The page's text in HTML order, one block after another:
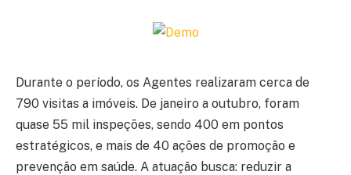
Durante o período, os Agentes realizaram cerca de
790 visitas a imóveis. De janeiro a outubro, foram
quase 55 mil inspeções, sendo 400 em pontos
estratégicos, e mais de 40 ações de promoção e
prevenção em saúde. A atuação busca: reduzir a